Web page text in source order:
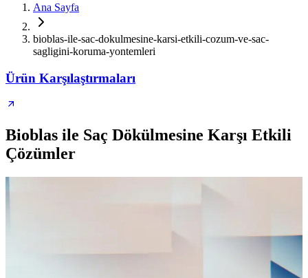
Ana Sayfa
bioblas-ile-sac-dokulmesine-karsi-etkili-cozum-ve-sac-
sagligini-koruma-yontemleri
Ürün Karşılaştırmaları
Bioblas ile Saç Dökülmesine Karşı Etkili
Çözümler